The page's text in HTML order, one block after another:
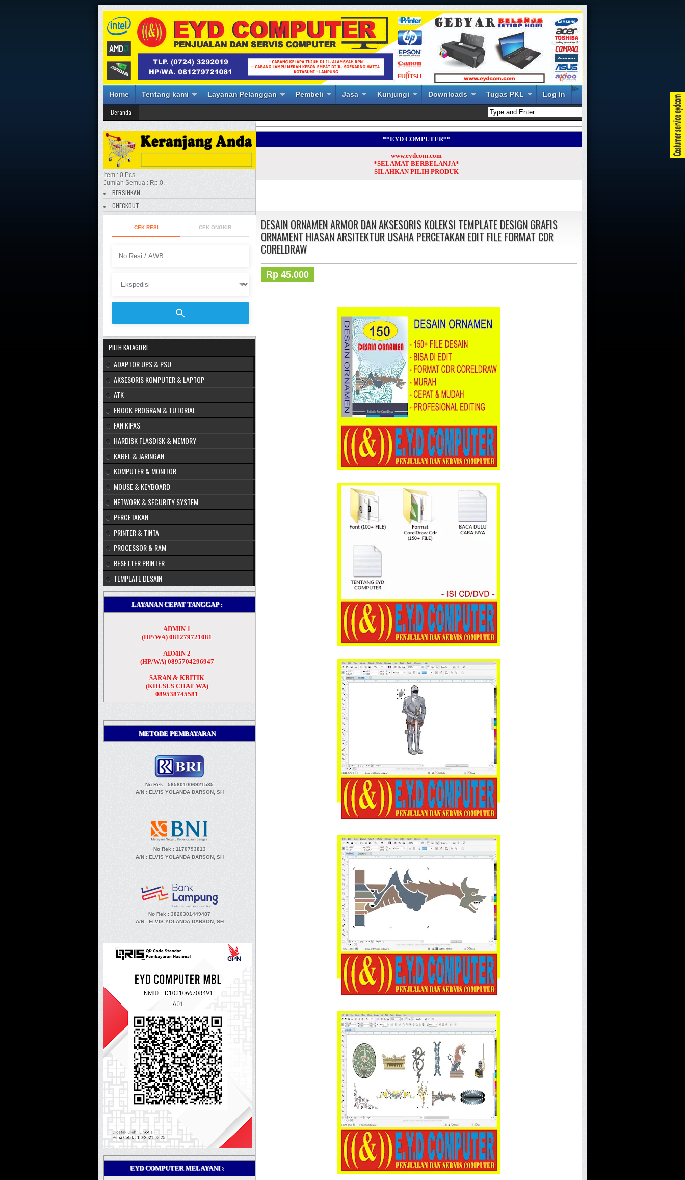
Home Tentang kami Layanan Pelanggan Pembeli Jasa Kunjungi Downloads
li>
Tugas PKL Log In
Beranda
**EYD COMPUTER**
www.eydcom.com
*SELAMAT BERBELANJA*
SILAHKAN PILIH PRODUK
DESAIN ORNAMEN ARMOR DAN AKSESORIS KOLEKSI TEMPLATE DESIGN GRAFIS
ORNAMENT HIASAN ARSITEKTUR USAHA PERCETAKAN EDIT FILE FORMAT CDR
CORELDRAW
Rp 45.000
Item : 0 Pcs
Jumlah Semua : Rp.0,-
BERSIHKAN
CHECKOUT
CEK RESI CEK ONGKIR
PILIH KATAGORI
ADAPTOR UPS & PSU
AKSESORIS KOMPUTER & LAPTOP
ATK
EBOOK PROGRAM & TUTORIAL
FAN KIPAS
HARDISK FLASDISK & MEMORY
KABEL & JARINGAN
KOMPUTER & MONITOR
MOUSE & KEYBOARD
NETWORK & SECURITY SYSTEM
PERCETAKAN
PRINTER & TINTA
PROCESSOR & RAM
RESETTER PRINTER
TEMPLATE DESAIN
LAYANAN CEPAT TANGGAP :
ADMIN 1
(HP/WA) 081279721081
ADMIN 2
(HP/WA) 0895704296947
SARAN & KRITIK
(KHUSUS CHAT WA)
089538745581
METODE PEMBAYARAN
No Rek : 565801006921535
A/N : ELVIS YOLANDA DARSON, SH
No Rek : 1170793813
A/N : ELVIS YOLANDA DARSON, SH
No Rek : 3820301449487
A/N : ELVIS YOLANDA DARSON, SH
EYD COMPUTER MELAYANI :